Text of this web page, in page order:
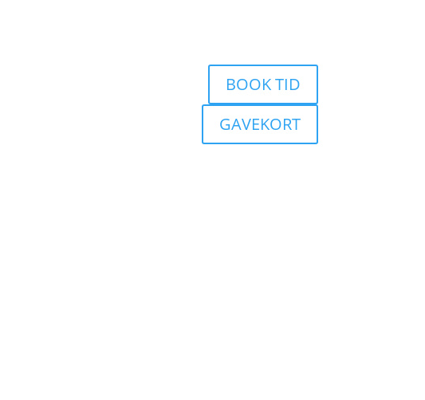
BOOK TID
GAVEKORT